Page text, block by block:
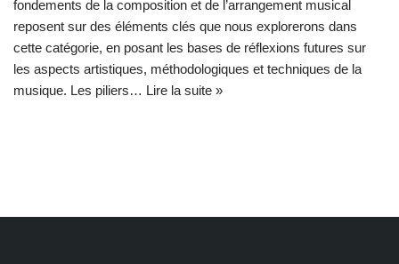
fondements de la composition et de l’arrangement musical
reposent sur des éléments clés que nous explorerons dans
cette catégorie, en posant les bases de réflexions futures sur
les aspects artistiques, méthodologiques et techniques de la
musique. Les piliers… Lire la suite »